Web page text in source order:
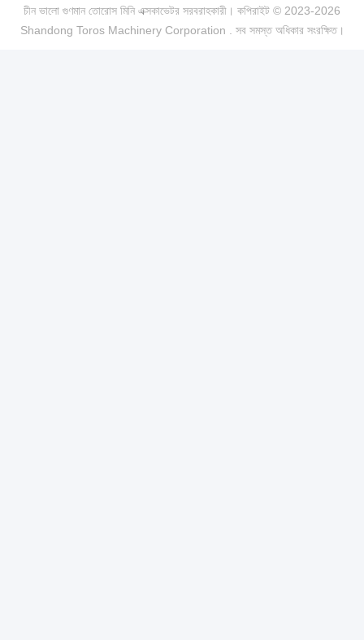
চীন ভালো গুণমান তোরোস মিনি এক্সকাভেটর সরবরাহকারী। কপিরাইট © 2023-2026
Shandong Toros Machinery Corporation . সব সমস্ত অধিকার সংরক্ষিত।